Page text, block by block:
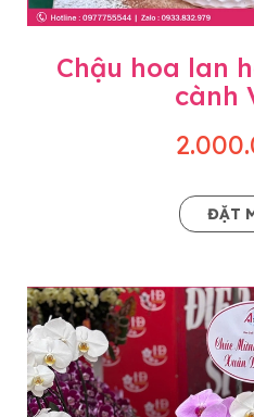
Chậu hoa lan
cành
ĐẶT